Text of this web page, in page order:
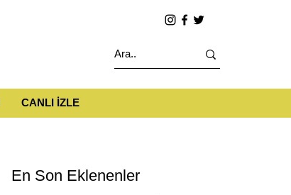
CANLI İZLE
En Son Eklenenler